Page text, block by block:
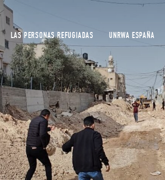
LAS PERSONAS REFUGIADAS UNRWA ESPAÑA